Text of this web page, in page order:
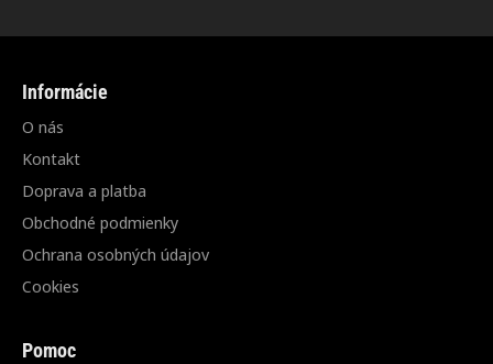
Informácie
O nás
Kontakt
Doprava a platba
Obchodné podmienky
Ochrana osobných údajov
Cookies
Pomoc